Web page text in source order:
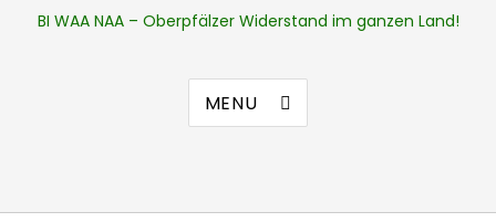
BI WAA NAA – Oberpfälzer Widerstand im ganzen Land!
MENU